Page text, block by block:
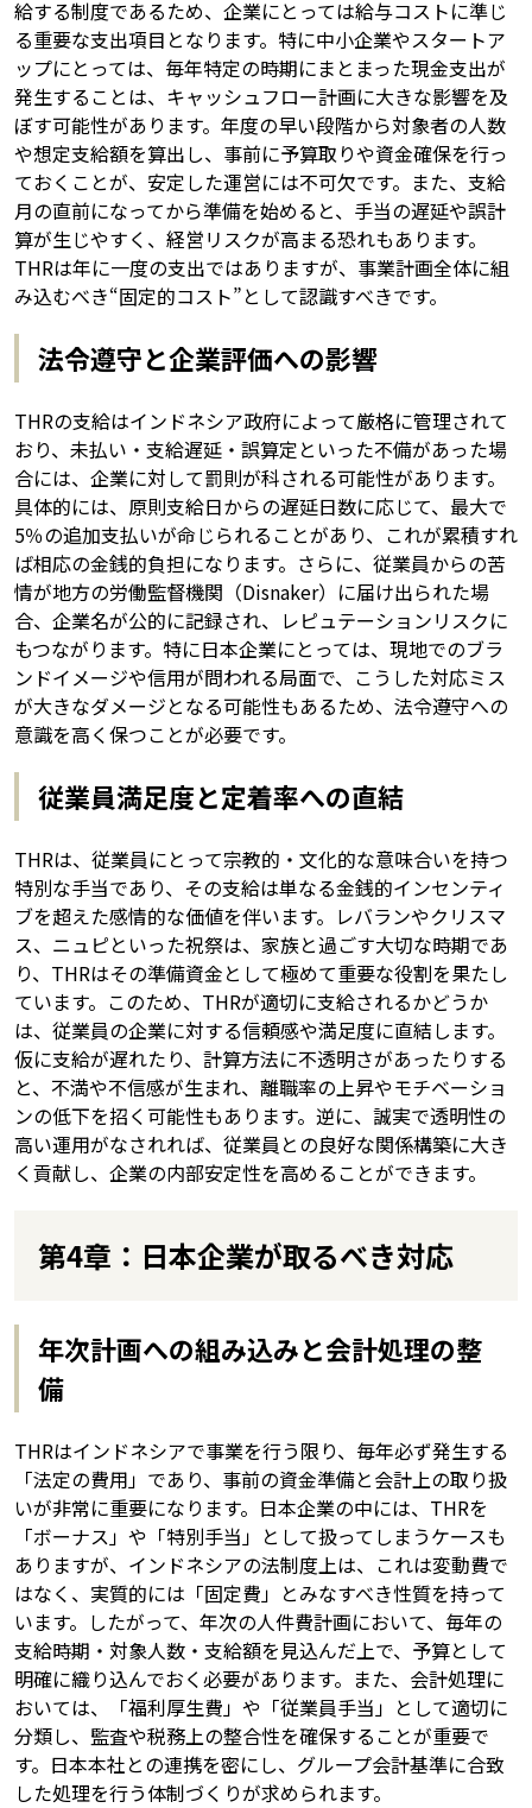
給する制度であるため、企業にとっては給与コストに準じ
る重要な支出項目となります。特に中小企業やスタートア
ップにとっては、毎年特定の時期にまとまった現金支出が
発生することは、キャッシュフロー計画に大きな影響を及
ぼす可能性があります。年度の早い段階から対象者の人数
や想定支給額を算出し、事前に予算取りや資金確保を行っ
ておくことが、安定した運営には不可欠です。また、支給
月の直前になってから準備を始めると、手当の遅延や誤計
算が生じやすく、経営リスクが高まる恐れもあります。
THRは年に一度の支出ではありますが、事業計画全体に組
み込むべき“固定的コスト”として認識すべきです。
法令遵守と企業評価への影響
THRの支給はインドネシア政府によって厳格に管理されて
おり、未払い・支給遅延・誤算定といった不備があった場
合には、企業に対して罰則が科される可能性があります。
具体的には、原則支給日からの遅延日数に応じて、最大で
5％の追加支払いが命じられることがあり、これが累積すれ
ば相応の金銭的負担になります。さらに、従業員からの苦
情が地方の労働監督機関（Disnaker）に届け出られた場
合、企業名が公的に記録され、レピュテーションリスクに
もつながります。特に日本企業にとっては、現地でのブラ
ンドイメージや信用が問われる局面で、こうした対応ミス
が大きなダメージとなる可能性もあるため、法令遵守への
意識を高く保つことが必要です。
従業員満足度と定着率への直結
THRは、従業員にとって宗教的・文化的な意味合いを持つ
特別な手当であり、その支給は単なる金銭的インセンティ
ブを超えた感情的な価値を伴います。レバランやクリスマ
ス、ニュピといった祝祭は、家族と過ごす大切な時期であ
り、THRはその準備資金として極めて重要な役割を果たし
ています。このため、THRが適切に支給されるかどうか
は、従業員の企業に対する信頼感や満足度に直結します。
仮に支給が遅れたり、計算方法に不透明さがあったりする
と、不満や不信感が生まれ、離職率の上昇やモチベーショ
ンの低下を招く可能性もあります。逆に、誠実で透明性の
高い運用がなされれば、従業員との良好な関係構築に大き
く貢献し、企業の内部安定性を高めることができます。
第4章：日本企業が取るべき対応
年次計画への組み込みと会計処理の整
備
THRはインドネシアで事業を行う限り、毎年必ず発生する
「法定の費用」であり、事前の資金準備と会計上の取り扱
いが非常に重要になります。日本企業の中には、THRを
「ボーナス」や「特別手当」として扱ってしまうケースも
ありますが、インドネシアの法制度上は、これは変動費で
はなく、実質的には「固定費」とみなすべき性質を持って
います。したがって、年次の人件費計画において、毎年の
支給時期・対象人数・支給額を見込んだ上で、予算として
明確に織り込んでおく必要があります。また、会計処理に
おいては、「福利厚生費」や「従業員手当」として適切に
分類し、監査や税務上の整合性を確保することが重要で
す。日本本社との連携を密にし、グループ会計基準に合致
した処理を行う体制づくりが求められます。